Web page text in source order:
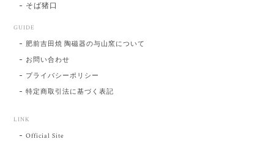
そば猪口
GUIDE
肥前吉田焼 陶磁器の与山窯について
お問い合わせ
プライバシーポリシー
特定商取引法に基づく表記
LINK
Official Site